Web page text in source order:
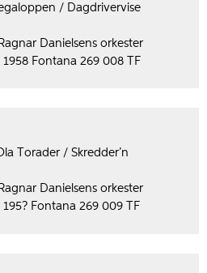
/ Dagdrivervise
Danielsens orkester
Fontana 269 008 TF
Torader / Skredder’n
Danielsens orkester
Fontana 269 009 TF